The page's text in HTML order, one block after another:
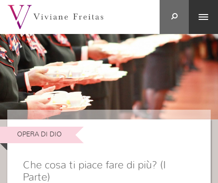
OPERA DI DIO
Che cosa ti piace fare di più? (I
Parte)